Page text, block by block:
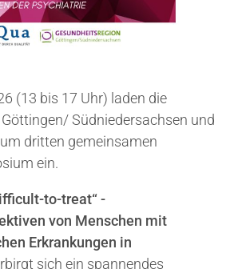
(13 bis 17 Uhr) laden die
Südniedersachsen und
dritten gemeinsamen
ein.
to-treat“ -
von Menschen mit
Erkrankungen in
sich ein spannendes